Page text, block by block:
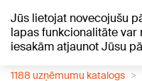
Jūs lietojat novecojušu
lapas funkcionalitāte var
iesakām atjaunot Jūsu
+16°C
1188 uzņēmumu katalogs